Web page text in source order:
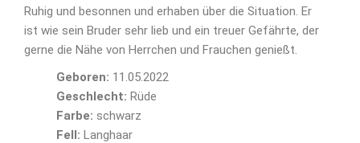
Ruhig und besonnen und erhaben über die Situation. Er
ist wie sein Bruder sehr lieb und ein treuer Gefährte, der
gerne die Nähe von Herrchen und Frauchen genießt.
Geboren: 11.05.2022
Geschlecht: Rüde
Farbe: schwarz
Fell: Langhaar